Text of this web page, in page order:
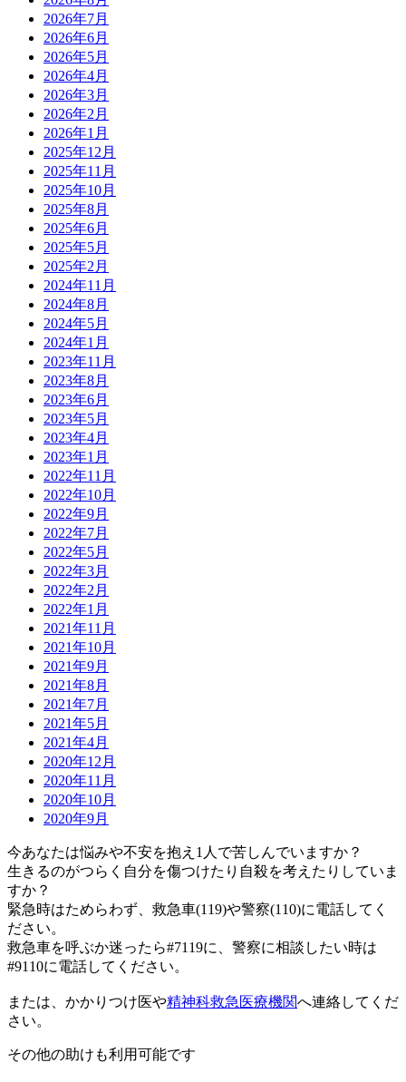
2026年7月
2026年6月
2026年5月
2026年4月
2026年3月
2026年2月
2026年1月
2025年12月
2025年11月
2025年10月
2025年8月
2025年6月
2025年5月
2025年2月
2024年11月
2024年8月
2024年5月
2024年1月
2023年11月
2023年8月
2023年6月
2023年5月
2023年4月
2023年1月
2022年11月
2022年10月
2022年9月
2022年7月
2022年5月
2022年3月
2022年2月
2022年1月
2021年11月
2021年10月
2021年9月
2021年8月
2021年7月
2021年5月
2021年4月
2020年12月
2020年11月
2020年10月
2020年9月
今あなたは悩みや不安を抱え1人で苦しんでいますか？
生きるのがつらく自分を傷つけたり自殺を考えたりしていま
すか？
緊急時はためらわず、救急車(119)や警察(110)に電話してく
ださい。
救急車を呼ぶか迷ったら#7119に、警察に相談したい時は
#9110に電話してください。
または、かかりつけ医や精神科救急医療機関へ連絡してくだ
さい。
その他の助けも利用可能です